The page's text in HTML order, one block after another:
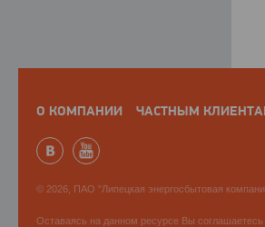
О КОМПАНИИ ЧАСТНЫМ
© 2026, ПАО "Липецкая энергосбытовая
Оставаясь на данном ресурсе Вы соглашаетесь